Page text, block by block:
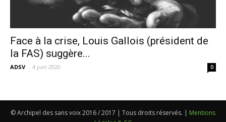
voix
Face à la crise, Louis Gallois (président de
la FAS) suggère...
ADSV - 4 juin 2020 0
© Archipel des sans voix 2016 / 2017 | Tous droits réservés. | Mentions